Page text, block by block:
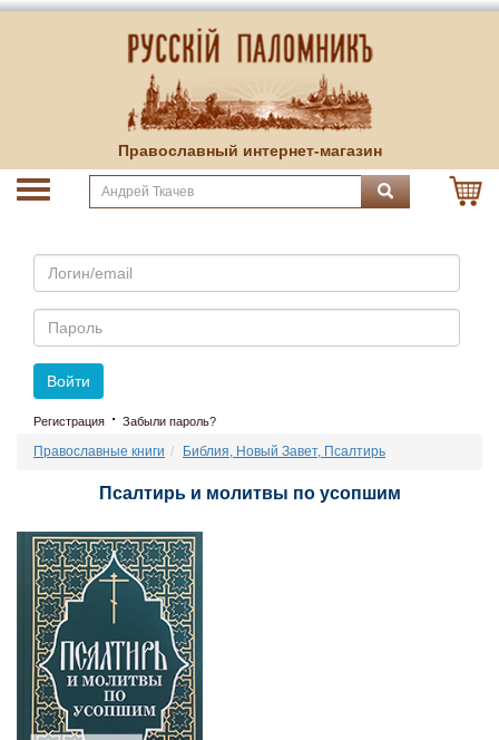
Православный интернет-магазин
Email
Пароль
Войти
Регистрация · Забыли пароль?
Православные книги Библия, Новый Завет, Псалтирь
Псалтирь и молитвы по усопшим